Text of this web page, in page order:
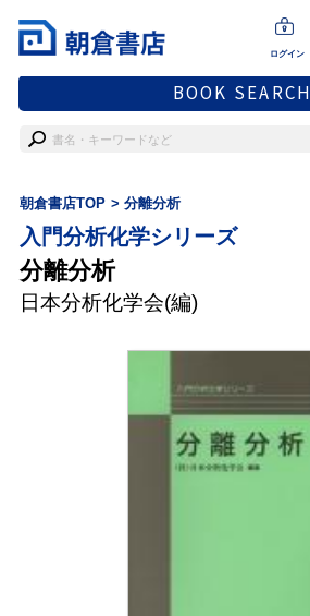
ログイン
BOOK SEARCH
朝倉書店TOP 分離分析
入門分析化学シリーズ
分離分析
日本分析化学会(編)